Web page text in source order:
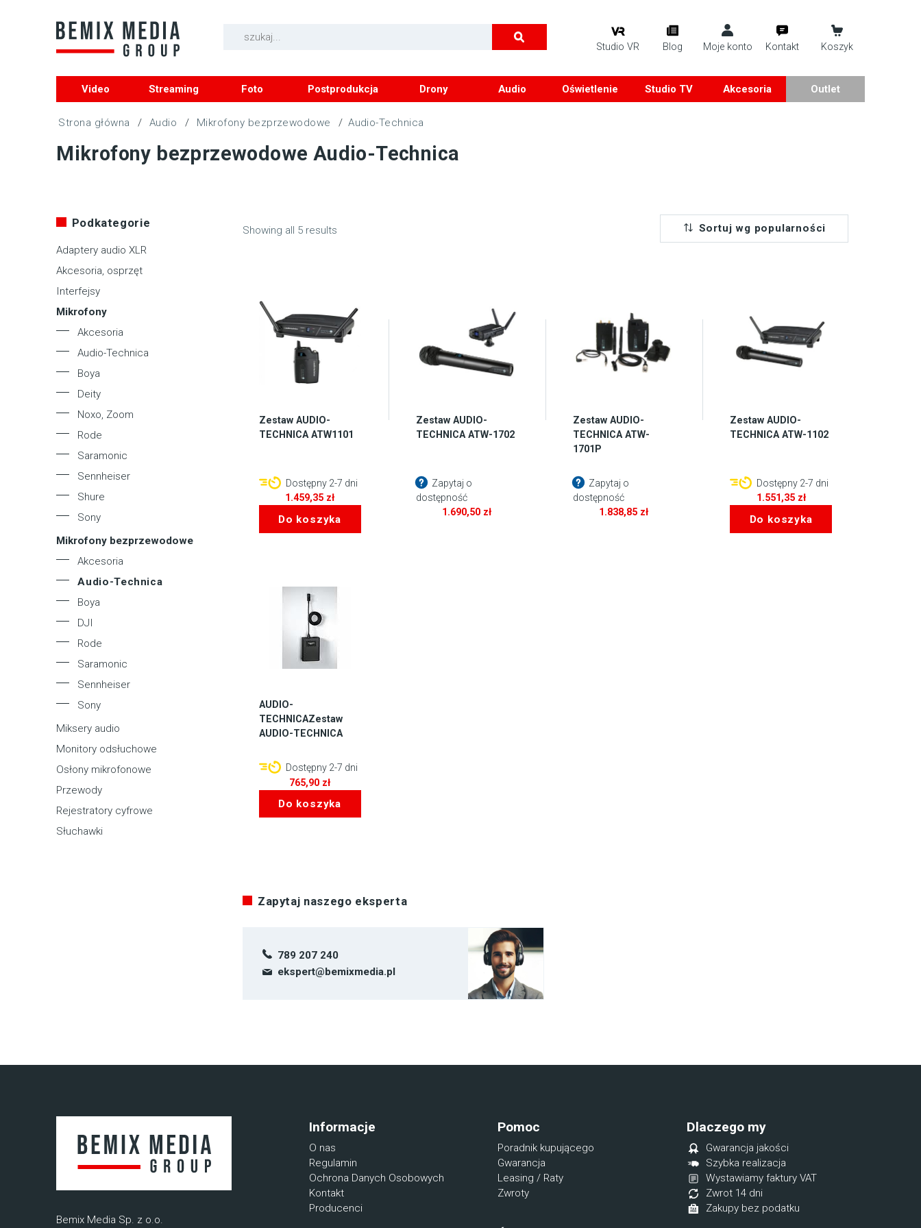
Studio VR Blog Moje konto Kontakt Koszyk
Video Streaming Foto Postprodukcja Drony Audio Oświetlenie Studio TV Akcesoria Outlet
/ Audio / Mikrofony bezprzewodowe /Audio-Technica
Mikrofony bezprzewodowe Audio-Technica
Podkategorie
Adaptery audio XLR
Akcesoria, osprzęt
Interfejsy
Mikrofony
Akcesoria
Audio-Technica
Boya
Deity
Noxo, Zoom
Rode
Saramonic
Sennheiser
Shure
Sony
Mikrofony bezprzewodowe
Akcesoria
Audio-Technica
Boya
DJI
Rode
Saramonic
Sennheiser
Sony
Miksery audio
Monitory odsłuchowe
Osłony mikrofonowe
Przewody
Rejestratory cyfrowe
Słuchawki
Showing all 5 results Sortuj wg popularności
Zestaw AUDIO-
TECHNICA ATW1101
Dostępny 2-7 dni
1.459,35 zł
Do koszyka
Zestaw AUDIO-
TECHNICA ATW-1702
Zapytaj o
dostępność
1.690,50 zł
Zestaw AUDIO-
TECHNICA ATW-
1701P
Zapytaj o
dostępność
1.838,85 zł
Zestaw AUDIO-
TECHNICA ATW-1102
Dostępny 2-7 dni
1.551,35 zł
Do koszyka
AUDIO-
TECHNICAZestaw
AUDIO-TECHNICA
Dostępny 2-7 dni
765,90 zł
Do koszyka
Zapytaj naszego eksperta
789 207 240
ekspert@bemixmedia.pl
Bemix Media Sp. z o.o.
Informacje
O nas
Regulamin
Ochrona Danych Osobowych
Kontakt
Producenci
Pomoc
Poradnik kupującego
Gwarancja
Leasing / Raty
Zwroty
Dlaczego my
Gwarancja jakości
Szybka realizacja
Wystawiamy faktury VAT
Zwrot 14 dni
Zakupy bez podatku